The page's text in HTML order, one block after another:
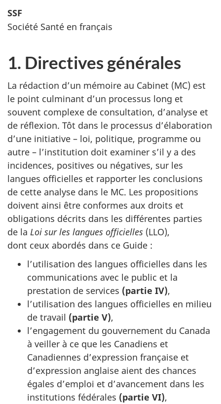
SSF
Société Santé en français
1. Directives générales
La rédaction d’un mémoire au Cabinet (MC) est
le point culminant d’un processus long et
souvent complexe de consultation, d’analyse et
de réflexion. Tôt dans le processus d’élaboration
d’une initiative – loi, politique, programme ou
autre – l’institution doit examiner s’il y a des
incidences, positives ou négatives, sur les
langues officielles et rapporter les conclusions
de cette analyse dans le MC. Les propositions
doivent ainsi être conformes aux droits et
obligations décrits dans les différentes parties
de la Loi sur les langues officielles (LLO),
dont ceux abordés dans ce Guide :
l’utilisation des langues officielles dans les
communications avec le public et la
prestation de services (partie IV),
l’utilisation des langues officielles en milieu
de travail (partie V),
l’engagement du gouvernement du Canada
à veiller à ce que les Canadiens et
Canadiennes d’expression française et
d’expression anglaise aient des chances
égales d’emploi et d’avancement dans les
institutions fédérales (partie VI),